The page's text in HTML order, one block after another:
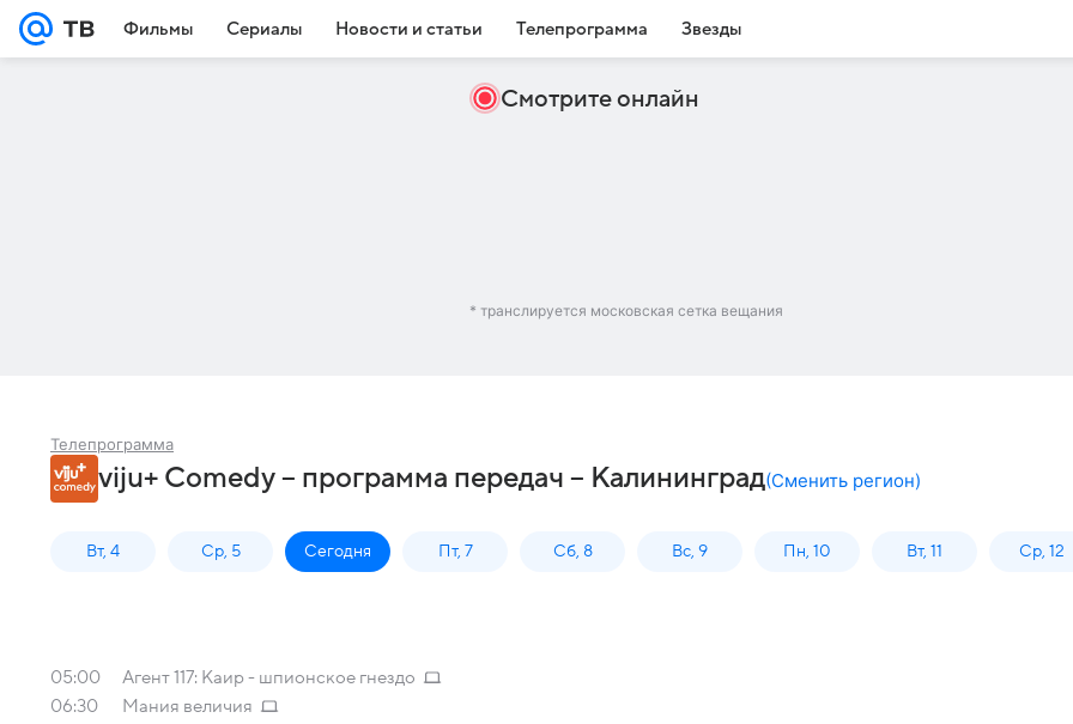
Фильмы Сериалы Новости и статьи Телепрограмма Звезды
Смотрите онлайн
* транслируется московская сетка вещания
Телепрограмма
viju+ Comedy – программа передач – Калининград(Сменить регион)
Вт, 4 Ср, 5 Сегодня Пт, 7 Сб, 8 Вс, 9 Пн, 10 Вт, 11 Ср, 12
05:00
Агент 117: Каир - шпионское гнездо
06:30
Мания величия